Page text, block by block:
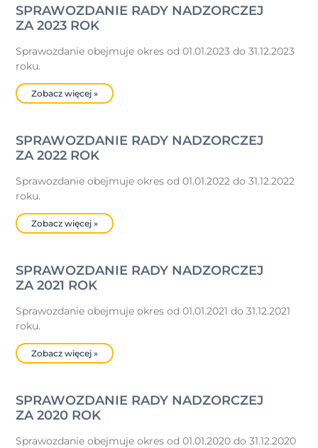
SPRAWOZDANIE RADY NADZORCZEJ
ZA 2023 ROK
Sprawozdanie obejmuje okres od 01.01.2023 do 31.12.2023
roku.
Zobacz więcej »
SPRAWOZDANIE RADY NADZORCZEJ
ZA 2022 ROK
Sprawozdanie obejmuje okres od 01.01.2022 do 31.12.2022
roku.
Zobacz więcej »
SPRAWOZDANIE RADY NADZORCZEJ
ZA 2021 ROK
Sprawozdanie obejmuje okres od 01.01.2021 do 31.12.2021
roku.
Zobacz więcej »
SPRAWOZDANIE RADY NADZORCZEJ
ZA 2020 ROK
Sprawozdanie obejmuje okres od 01.01.2020 do 31.12.2020